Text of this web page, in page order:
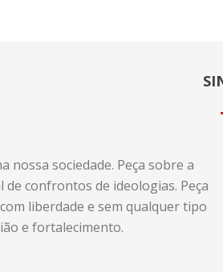
nossa sociedade. Peça sobre a
de confrontos de ideologias. Peça
liberdade e sem qualquer tipo
e fortalecimento.